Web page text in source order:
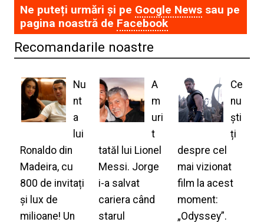
Ne puteți urmări și pe Google Newssau pe
pagina noastră de Facebook
Recomandarile noastre
Nu
nt
a
lui
Ronaldo din
Madeira, cu
800 de invitați
și lux de
milioane! Un
A
m
uri
t
tatăl lui Lionel
Messi. Jorge
i-a salvat
cariera când
starul
Ce
nu
ști
ți
despre cel
mai vizionat
film la acest
moment:
„Odyssey”.